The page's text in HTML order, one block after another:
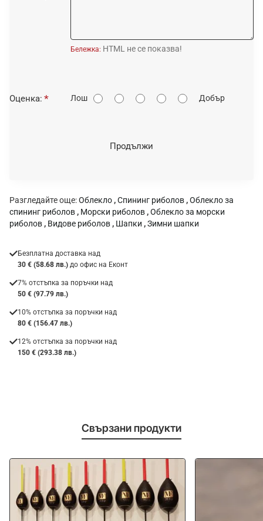
Бележка: HTML не се показва!
О
Оценка: Лош Добър
Продължи
Разгледайте още:Облекло ,Спининг риболов ,Облекло за
спининг риболов , Морски риболов ,Облекло за морски
риболов , Видове риболов , Шапки ,Зимни шапки
Безплатна доставка над
30 € (58.68 лв.) до офис на Еконт
7% отстъпка за поръчки над
50 € (97.79 лв.)
10% отстъпка за поръчки над
80 € (156.47 лв.)
12% отстъпка за поръчки над
150 € (293.38 лв.)
Свързани продукти